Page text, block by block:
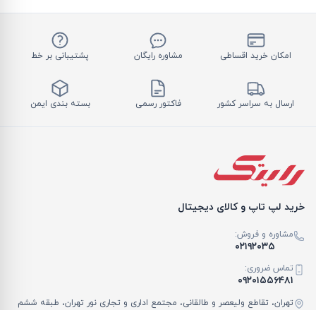
امکان خرید اقساطی مشاوره رایگان پشتیبانی بر خط
ارسال به سراسر کشور فاکتور رسمی بسته بندی ایمن
خرید لپ تاپ و کالای دیجیتال
مشاوره و فروش:
۰۲۱۹۲۰۳۵
تماس ضروری:
۰۹۲۰۱۵۵۶۴۸۱
تهران، تقاطع ولیعصر و طالقانی، مجتمع اداری و تجاری نور تهران، طبقه ششم